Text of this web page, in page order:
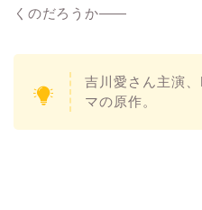
くのだろうか――
吉川愛さん主演
マの原作。